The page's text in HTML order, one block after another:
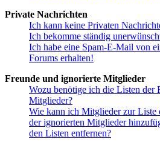
Private Nachrichten
Ich kann keine Privaten
Ich bekomme ständig
Ich habe eine Spam-E-Mail von
Forums erhalten!
Freunde und ignorierte Mitglieder
Wozu benötige ich die Listen der
Mitglieder?
Wie kann ich Mitglieder zur Liste
der ignorierten Mitglieder
den Listen entfernen?